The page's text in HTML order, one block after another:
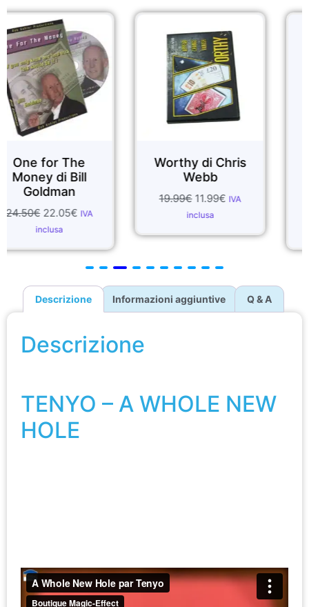
The
Bill
€ IVA
Worthy di Chris
11.99€ IVA
Descrizione Informazioni aggiuntive Q & A
Descrizione
TENYO – A WHOLE NEW
HOLE